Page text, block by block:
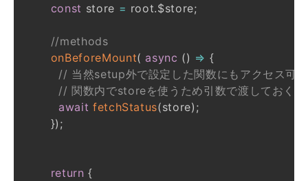
const store = root.$store;
//methods
onBeforeMount( async () => {
// 当然setup外で設定した関数にもアクセス可
// 関数内でstoreを使うため引数で渡しておく
await fetchStatus(store) ;
}) ;
return {